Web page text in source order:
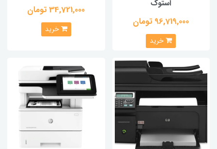
96,719,000 تومان
34,721,000 تومان